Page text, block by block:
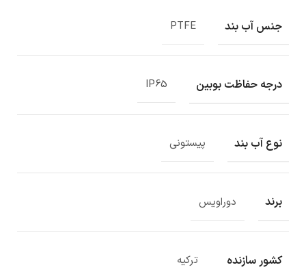
جنس آب بند PTFE
درجه حفاظت بوبین IP65
نوع آب بند پیستونی
برند دوراویس
کشور سازنده ترکیه